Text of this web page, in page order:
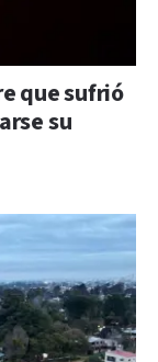
que sufrió
su